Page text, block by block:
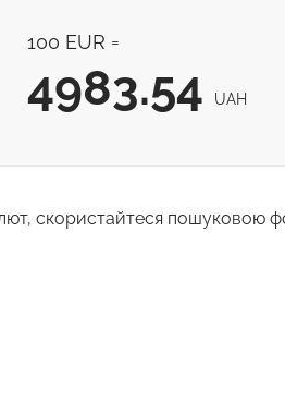
4983.14
100 EUR =
4983.54 UAH
4983.54
скористайтеся пошуковою